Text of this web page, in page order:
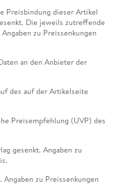
Preisbindung dieser Artikel
Die jeweils zutreffende
zu Preissenkungen
an den Anbieter der
des auf der Artikelseite
Preisempfehlung (UVP) des
gesenkt. Angaben zu
zu Preissenkungen